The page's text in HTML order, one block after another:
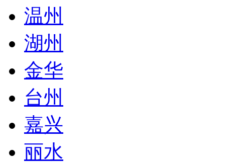
温州
湖州
金华
台州
嘉兴
丽水